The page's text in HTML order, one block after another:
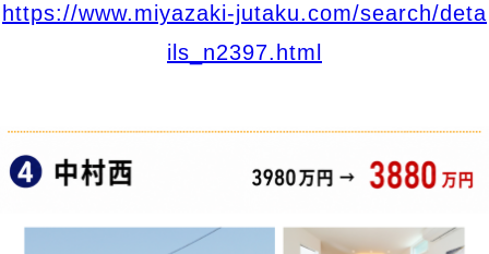
https://www.miyazaki-jutaku.com/search/deta
ils_n2397.html